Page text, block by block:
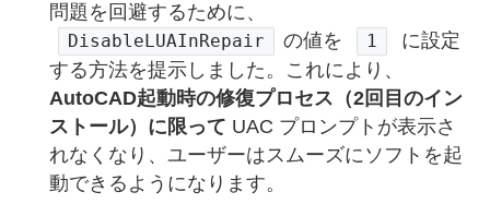
問題を回避するために、
DisableLUAInRepair の値を 1
に設定
する方法を提示しました。これにより、
AutoCAD起動時の修復プロセス（2回目のイン
ストール）に限って UAC プロンプトが表示さ
れなくなり、ユーザーはスムーズにソフトを起
動できるようになります。